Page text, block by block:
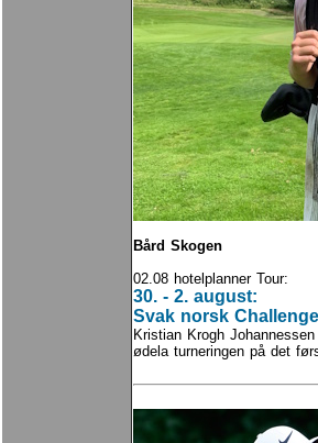
Bård Skogen
02.08 hotelplanner Tour:
30. - 2. august:
Svak norsk
Kristian Krogh
ødela turneringen på det